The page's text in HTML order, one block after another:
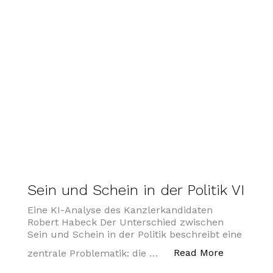
Sein und Schein in der Politik VI
Eine KI-Analyse des Kanzlerkandidaten
Robert Habeck Der Unterschied zwischen
Sein und Schein in der Politik beschreibt eine
zentrale Problematik: die …
Read More